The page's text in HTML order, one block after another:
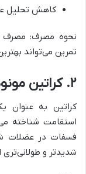
کاهش تحلیل
تمرین می‌تواند
۲. کراتین مونوهیدرات
کراتین به عنوان
استقامت شناخته
فسفات در عضلات
شدیدتر و